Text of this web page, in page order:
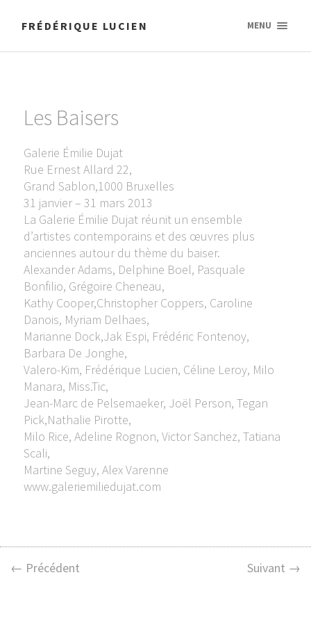
FRÉDÉRIQUE LUCIEN MENU
Les Baisers
Galerie Émilie Dujat
Rue Ernest Allard 22,
Grand Sablon,1000 Bruxelles
31 janvier – 31 mars 2013
La Galerie Émilie Dujat réunit un ensemble
d’artistes contemporains et des œuvres plus
anciennes autour du thème du baiser.
Alexander Adams, Delphine Boel, Pasquale
Bonfilio, Grégoire Cheneau,
Kathy Cooper,Christopher Coppers, Caroline
Danois, Myriam Delhaes,
Marianne Dock,Jak Espi, Frédéric Fontenoy,
Barbara De Jonghe,
Valero-Kim, Frédérique Lucien, Céline Leroy, Milo
Manara, Miss.Tic,
Jean-Marc de Pelsemaeker, Joël Person, Tegan
Pick,Nathalie Pirotte,
Milo Rice, Adeline Rognon, Victor Sanchez, Tatiana
Scali,
Martine Seguy, Alex Varenne
www.galeriemiliedujat.com
← Précédent Suivant →